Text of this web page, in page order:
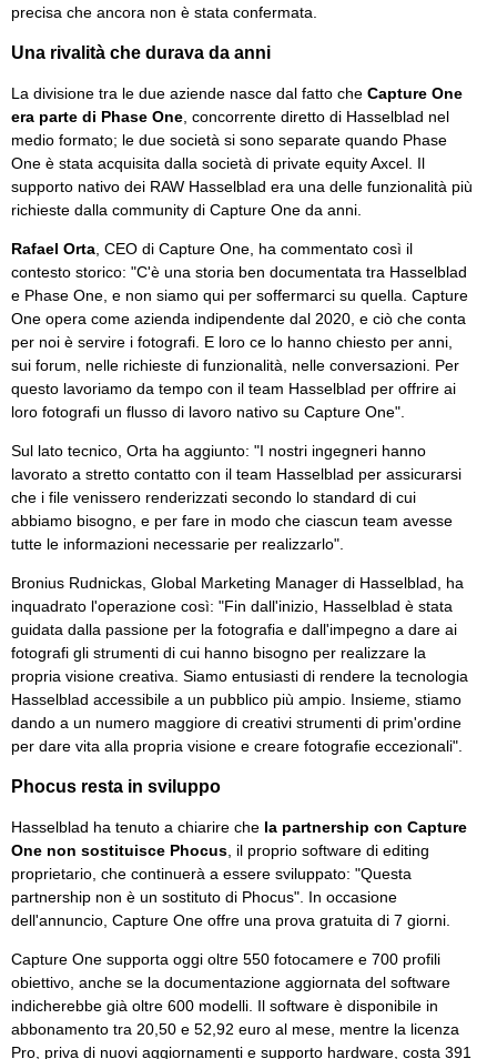
precisa che ancora non è stata confermata.
Una rivalità che durava da anni
La divisione tra le due aziende nasce dal fatto che Capture One
era parte di Phase One , concorrente diretto di Hasselblad nel
medio formato; le due società si sono separate quando Phase
One è stata acquisita dalla società di private equity Axcel. Il
supporto nativo dei RAW Hasselblad era una delle funzionalità più
richieste dalla community di Capture One da anni.
Rafael Orta , CEO di Capture One, ha commentato così il
contesto storico: "C'è una storia ben documentata tra Hasselblad
e Phase One, e non siamo qui per soffermarci su quella. Capture
One opera come azienda indipendente dal 2020, e ciò che conta
per noi è servire i fotografi. E loro ce lo hanno chiesto per anni,
sui forum, nelle richieste di funzionalità, nelle conversazioni. Per
questo lavoriamo da tempo con il team Hasselblad per offrire ai
loro fotografi un flusso di lavoro nativo su Capture One".
Sul lato tecnico, Orta ha aggiunto: "I nostri ingegneri hanno
lavorato a stretto contatto con il team Hasselblad per assicurarsi
che i file venissero renderizzati secondo lo standard di cui
abbiamo bisogno, e per fare in modo che ciascun team avesse
tutte le informazioni necessarie per realizzarlo".
Bronius Rudnickas, Global Marketing Manager di Hasselblad, ha
inquadrato l'operazione così: "Fin dall'inizio, Hasselblad è stata
guidata dalla passione per la fotografia e dall'impegno a dare ai
fotografi gli strumenti di cui hanno bisogno per realizzare la
propria visione creativa. Siamo entusiasti di rendere la tecnologia
Hasselblad accessibile a un pubblico più ampio. Insieme, stiamo
dando a un numero maggiore di creativi strumenti di prim'ordine
per dare vita alla propria visione e creare fotografie eccezionali".
Phocus resta in sviluppo
Hasselblad ha tenuto a chiarire che la partnership con Capture
One non sostituisce Phocus , il proprio software di editing
proprietario, che continuerà a essere sviluppato: "Questa
partnership non è un sostituto di Phocus". In occasione
dell'annuncio, Capture One offre una prova gratuita di 7 giorni.
Capture One supporta oggi oltre 550 fotocamere e 700 profili
obiettivo, anche se la documentazione aggiornata del software
indicherebbe già oltre 600 modelli. Il software è disponibile in
abbonamento tra 20,50 e 52,92 euro al mese, mentre la licenza
Pro, priva di nuovi aggiornamenti e supporto hardware, costa 391